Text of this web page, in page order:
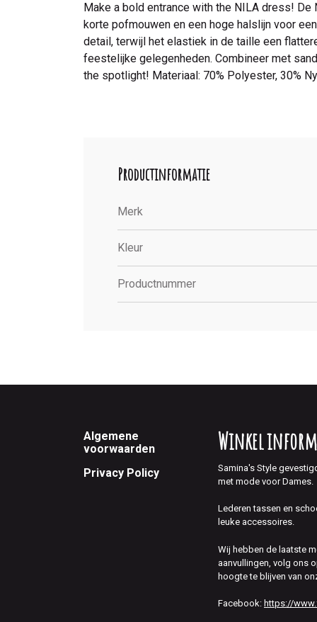
Make a bold entrance with the NILA dress!
korte pofmouwen en een hoge halslijn voor
detail, terwijl het elastiek in de taille een
feestelijke gelegenheden. Combineer met
the spotlight! Materiaal: 70% Polyester, 30%
Productinformatie
Merk
Kleur
Productnummer
Footer
Algemene
voorwaarden
Privacy Policy
Winkel
Samina's Style
met mode voor Dames.
Lederen tassen en
leuke accessoires.
Wij hebben de laatste
aanvullingen, volg ons
hoogte te blijven van
Facebook: https://